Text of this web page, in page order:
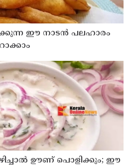
ഈ നാടൻ പലഹാരം
ഊണ് പൊളിക്കും; ഈ